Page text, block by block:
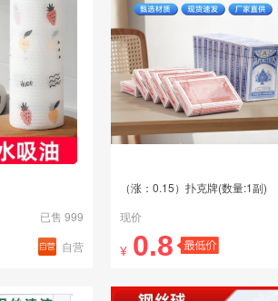
已售 999
自营
（涨：0.15）扑克牌(数量:1副)
现价
¥ 0.8